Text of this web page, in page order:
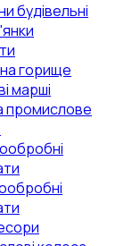
будівельні
горище
марші
промислове